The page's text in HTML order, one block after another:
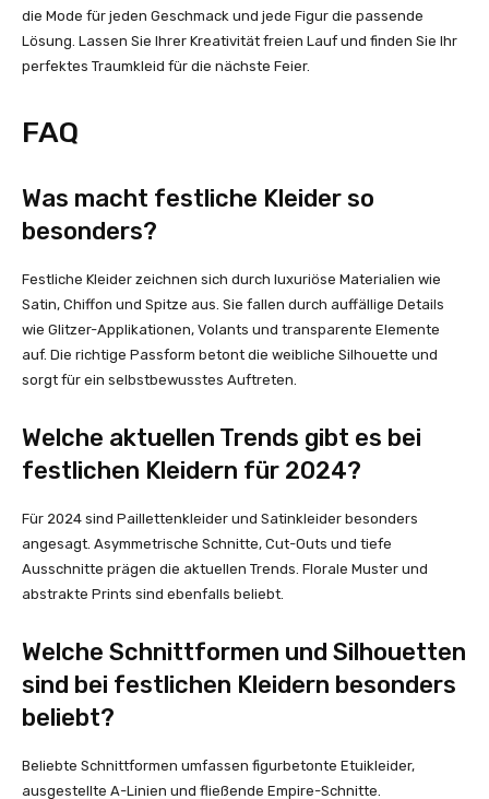
die Mode für jeden Geschmack und jede Figur die passende
Lösung. Lassen Sie Ihrer Kreativität freien Lauf und finden Sie Ihr
perfektes Traumkleid für die nächste Feier.
FAQ
Was macht festliche Kleider so
besonders?
Festliche Kleider zeichnen sich durch luxuriöse Materialien wie
Satin, Chiffon und Spitze aus. Sie fallen durch auffällige Details
wie Glitzer-Applikationen, Volants und transparente Elemente
auf. Die richtige Passform betont die weibliche Silhouette und
sorgt für ein selbstbewusstes Auftreten.
Welche aktuellen Trends gibt es bei
festlichen Kleidern für 2024?
Für 2024 sind Paillettenkleider und Satinkleider besonders
angesagt. Asymmetrische Schnitte, Cut-Outs und tiefe
Ausschnitte prägen die aktuellen Trends. Florale Muster und
abstrakte Prints sind ebenfalls beliebt.
Welche Schnittformen und Silhouetten
sind bei festlichen Kleidern besonders
beliebt?
Beliebte Schnittformen umfassen figurbetonte Etuikleider,
ausgestellte A-Linien und fließende Empire-Schnitte.